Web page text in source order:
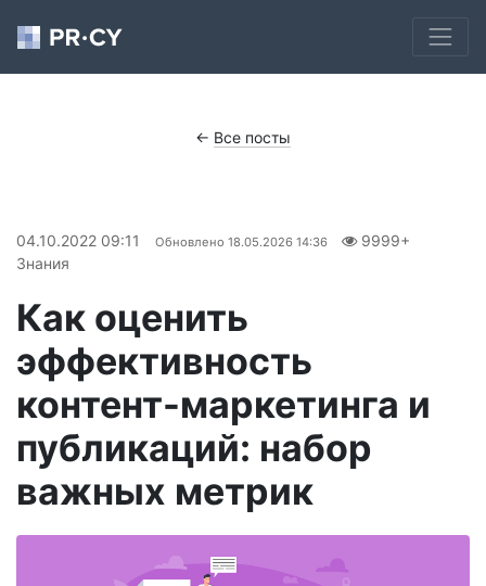
← Все посты
04.10.2022 09:11 Обновлено 18.05.2026 14:36
9999+
Знания
Как оценить
эффективность
контент-маркетинга и
публикаций: набор
важных метрик